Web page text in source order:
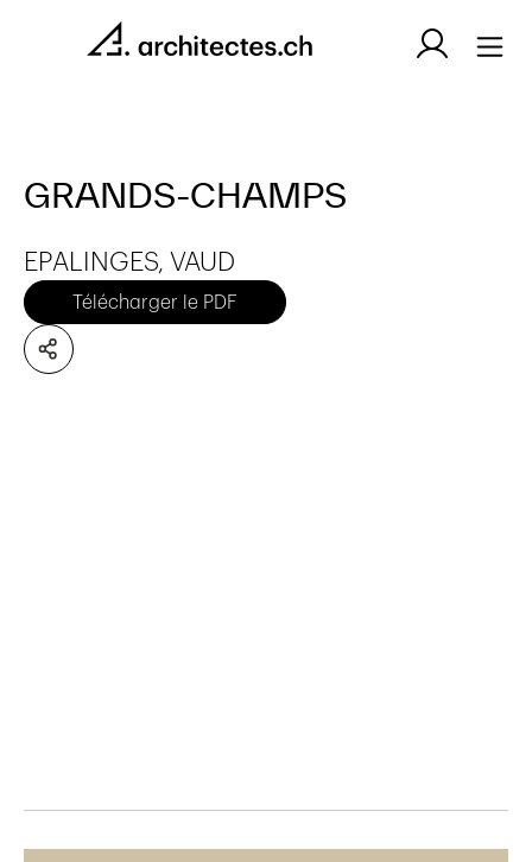
GRANDS-CHAMPS
EPALINGES, VAUD
Télécharger le PDF